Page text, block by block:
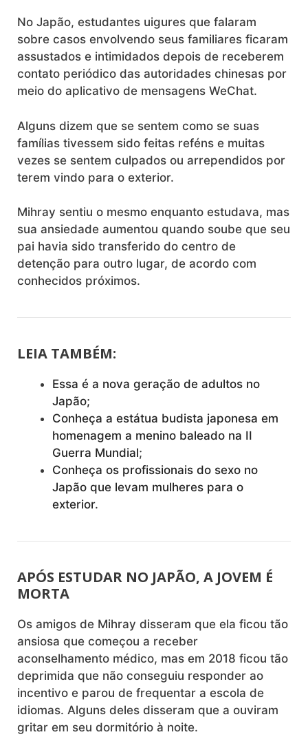
No Japão, estudantes uigures que falaram
sobre casos envolvendo seus familiares ficaram
assustados e intimidados depois de receberem
contato periódico das autoridades chinesas por
meio do aplicativo de mensagens WeChat.
Alguns dizem que se sentem como se suas
famílias tivessem sido feitas reféns e muitas
vezes se sentem culpados ou arrependidos por
terem vindo para o exterior.
Mihray sentiu o mesmo enquanto estudava, mas
sua ansiedade aumentou quando soube que seu
pai havia sido transferido do centro de
detenção para outro lugar, de acordo com
conhecidos próximos.
LEIA TAMBÉM:
Essa é a nova geração de adultos no
Japão;
Conheça a estátua budista japonesa em
homenagem a menino baleado na II
Guerra Mundial;
Conheça os profissionais do sexo no
Japão que levam mulheres para o
exterior.
APÓS ESTUDAR NO JAPÃO, A JOVEM É
MORTA
Os amigos de Mihray disseram que ela ficou tão
ansiosa que começou a receber
aconselhamento médico, mas em 2018 ficou tão
deprimida que não conseguiu responder ao
incentivo e parou de frequentar a escola de
idiomas. Alguns deles disseram que a ouviram
gritar em seu dormitório à noite.